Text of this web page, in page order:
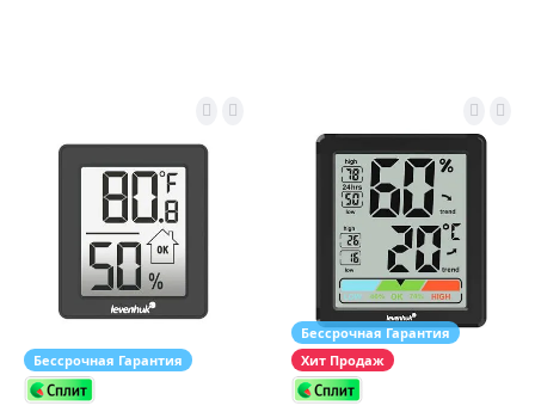
Бессрочная Гарантия
Бессрочная Гарантия
Хит Продаж